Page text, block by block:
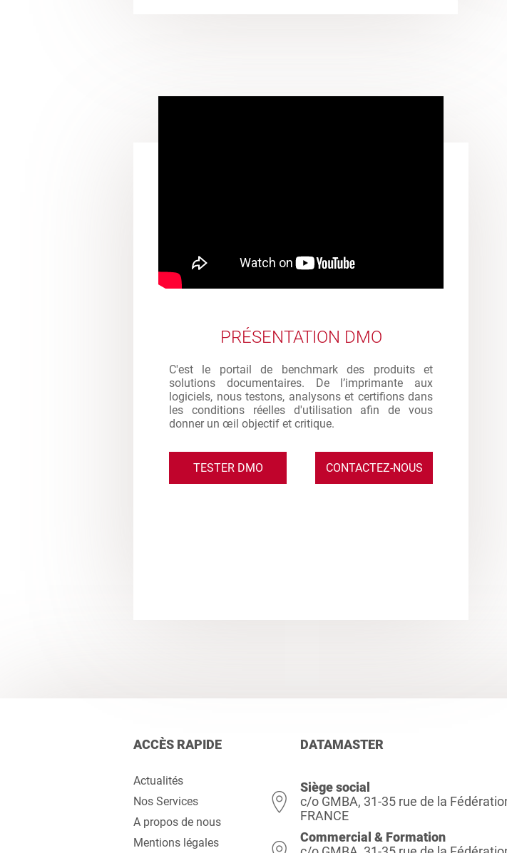
PRÉSENTATION DMO
C'est le portail de benchmark des produits et
solutions documentaires. De l’imprimante aux
logiciels, nous testons, analysons et certifions dans
les conditions réelles d'utilisation afin de vous
donner un œil objectif et critique.
TESTER DMO CONTACTEZ-NOUS
ACCÈS RAPIDE
Actualités
Nos Services
A propos de nous
Mentions légales
DATAMASTER
Siège social
c/o GMBA, 31-35 rue de la
FRANCE
Commercial & Formation